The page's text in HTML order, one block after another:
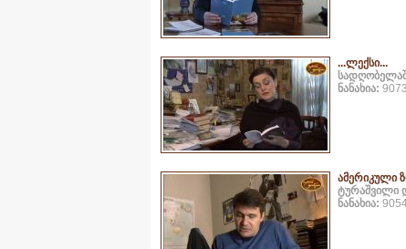
...ლექსი...
ნანახია:
ამერიკული
ტურაშვილი
ნანახია: